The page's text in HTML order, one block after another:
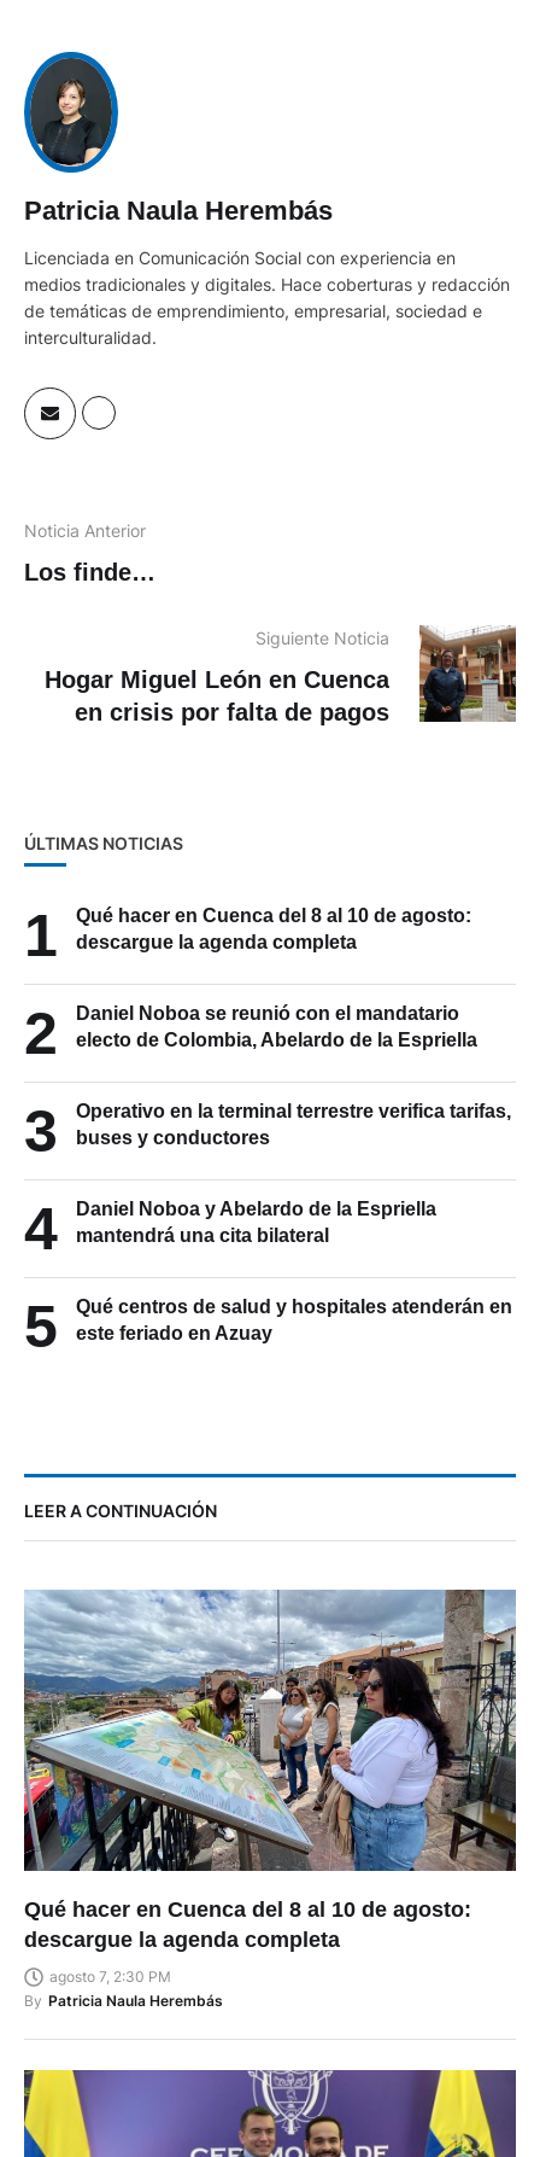
Patricia Naula Herembás
Licenciada en Comunicación Social con experiencia en
medios tradicionales y digitales. Hace coberturas y redacción
de temáticas de emprendimiento, empresarial, sociedad e
interculturalidad.
Noticia Anterior
Los finde…
Siguiente Noticia
Hogar Miguel León en Cuenca
en crisis por falta de pagos
ÚLTIMAS NOTICIAS
1
Qué hacer en Cuenca del 8 al 10 de agosto:
descargue la agenda completa
2
Daniel Noboa se reunió con el mandatario
electo de Colombia, Abelardo de la Espriella
3
Operativo en la terminal terrestre verifica tarifas,
buses y conductores
4
Daniel Noboa y Abelardo de la Espriella
mantendrá una cita bilateral
5
Qué centros de salud y hospitales atenderán en
este feriado en Azuay
LEER A CONTINUACIÓN
Qué hacer en Cuenca del 8 al 10 de agosto:
descargue la agenda completa
agosto 7, 2:30 PM
By Patricia Naula Herembás